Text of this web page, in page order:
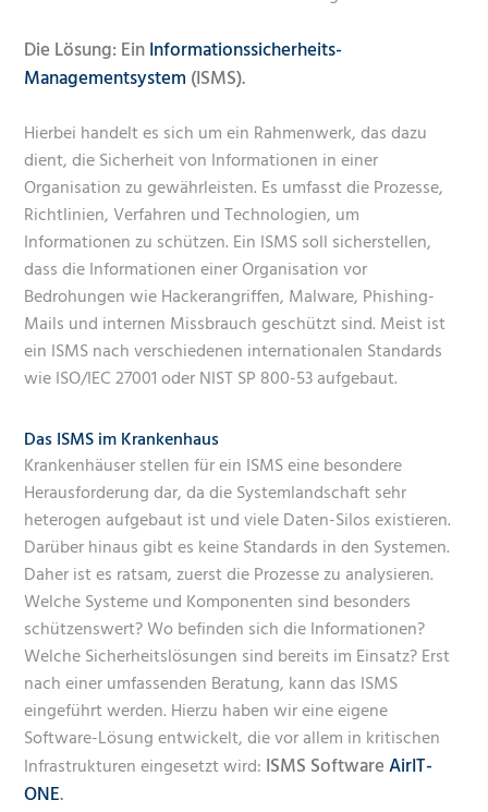
Die Lösung: EinInformationssicherheits-
Managementsystem (ISMS).
Hierbei handelt es sich um ein Rahmenwerk, das dazu
dient, die Sicherheit von Informationen in einer
Organisation zu gewährleisten. Es umfasst die Prozesse,
Richtlinien, Verfahren und Technologien, um
Informationen zu schützen. Ein ISMS soll sicherstellen,
dass die Informationen einer Organisation vor
Bedrohungen wie Hackerangriffen, Malware, Phishing-
Mails und internen Missbrauch geschützt sind. Meist ist
ein ISMS nach verschiedenen internationalen Standards
wie ISO/IEC 27001 oder NIST SP 800-53 aufgebaut.
Das ISMS im Krankenhaus
Krankenhäuser stellen für ein ISMS eine besondere
Herausforderung dar, da die Systemlandschaft sehr
heterogen aufgebaut ist und viele Daten-Silos existieren.
Darüber hinaus gibt es keine Standards in den Systemen.
Daher ist es ratsam, zuerst die Prozesse zu analysieren.
Welche Systeme und Komponenten sind besonders
schützenswert? Wo befinden sich die Informationen?
Welche Sicherheitslösungen sind bereits im Einsatz? Erst
nach einer umfassenden Beratung, kann das ISMS
eingeführt werden. Hierzu haben wir eine eigene
Software-Lösung entwickelt, die vor allem in kritischen
Infrastrukturen eingesetzt wird: ISMS SoftwareAirIT-
ONE.